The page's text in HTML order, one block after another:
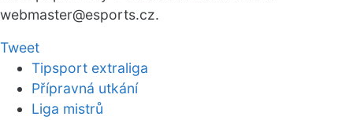
webmaster@esports.cz.
Tweet
Tipsport extraliga
Přípravná utkání
Liga mistrů